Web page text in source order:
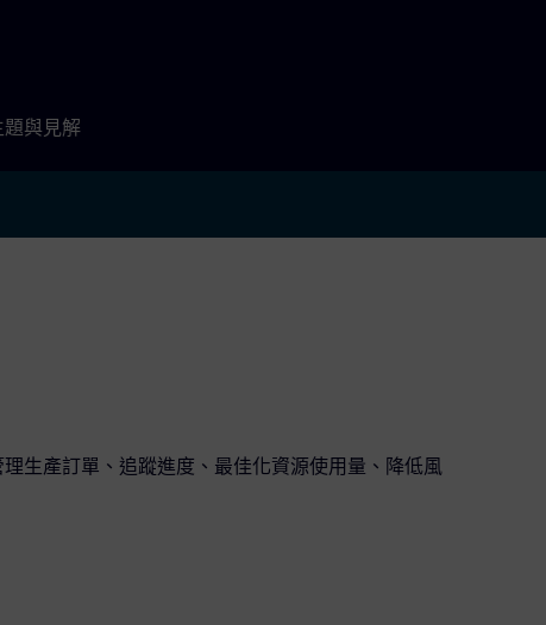
題與見解
生產訂單、追蹤進度、最佳化資源使用量、降低風